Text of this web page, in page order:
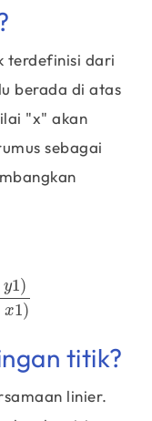
terdefinisi dari
berada di atas
"x" akan
sebagai
y1)
x1)
−x1)
titik?
linier.